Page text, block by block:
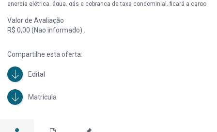
energia elétrica, água, gás e cobrança de taxa condominial, ficará a cargo
Lance inicial: R$ 138.122,57 (Condicionado a aprovação da Vendedora).
Valor de Avaliação
R$ 0,00 (Nao informado) .
Compartilhe esta oferta:
Edital
Matricula